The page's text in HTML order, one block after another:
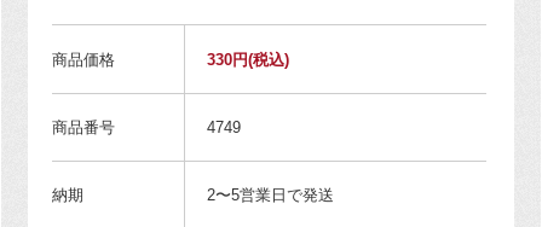
商品価格 330円(税込)
商品番号 4749
納期 2〜5営業日で発送